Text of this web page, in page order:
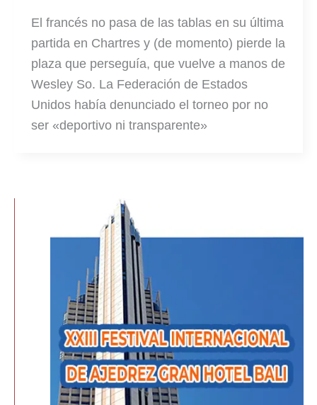
El francés no pasa de las tablas en su última
partida en Chartres y (de momento) pierde la
plaza que perseguía, que vuelve a manos de
Wesley So. La Federación de Estados
Unidos había denunciado el torneo por no
ser «deportivo ni transparente»